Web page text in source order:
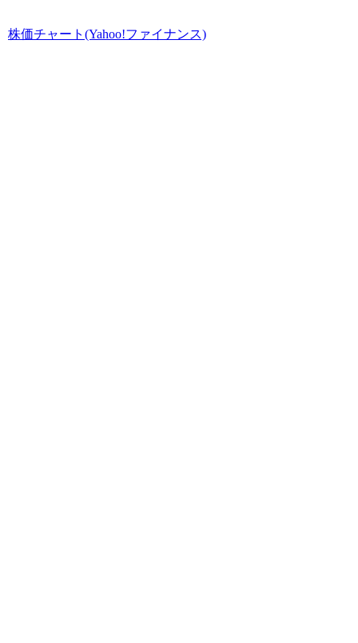
株価チャート(Yahoo!ファイナンス)